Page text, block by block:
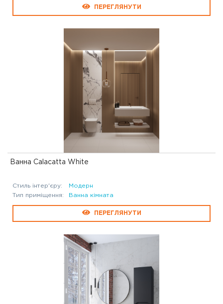
ПЕРЕГЛЯНУТИ
Ванна Calacatta White
Стиль інтер'єру:
Модерн
Тип приміщення:
Ванна кімната
ПЕРЕГЛЯНУТИ